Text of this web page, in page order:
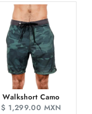
Walkshort Camo
$ 1,299.00 MXN